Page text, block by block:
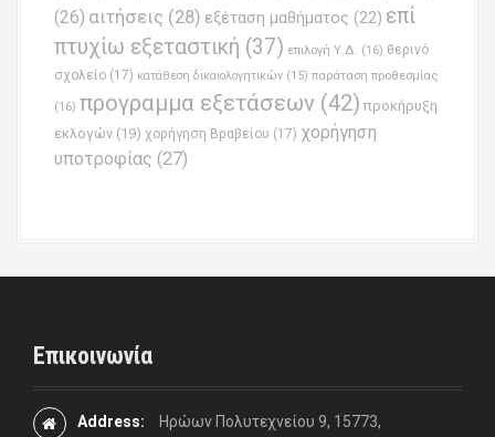
(26) αιτήσεις (28) εξέταση μαθήματος (22) επί
πτυχίω εξεταστική (37) επιλογή Υ.Δ. (16) θερινό
σχολείο (17) κατάθεση δικαιολογητικών (15) παράταση προθεσμίας
(16) προγραμμα εξετάσεων (42) προκήρυξη
εκλογών (19) χορήγηση Βραβείου (17) χορήγηση
υποτροφίας (27)
Επικοινωνία
Address:
Ηρώων Πολυτεχνείου 9, 15773,